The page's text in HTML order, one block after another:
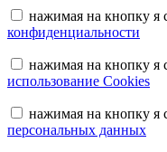
нажимая на кнопку я
конфиденциальности
нажимая на кнопку я
использование Cookies
нажимая на кнопку я
персональных данных